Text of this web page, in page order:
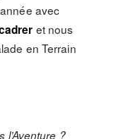
avec
et nous
en Terrain
l’Aventure ?